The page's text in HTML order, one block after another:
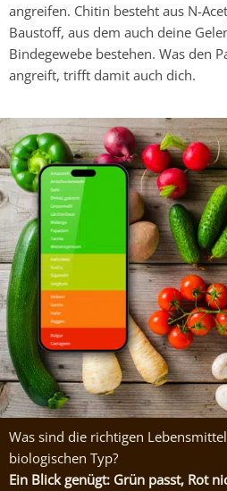
angreifen. Chitin besteht aus N-
Baustoff, aus dem auch deine
Bindegewebe bestehen. Was den
angreift, trifft damit auch dich.
Was sind die richtigen
biologischen Typ?
Ein Blick genügt: Grün passt, Rot